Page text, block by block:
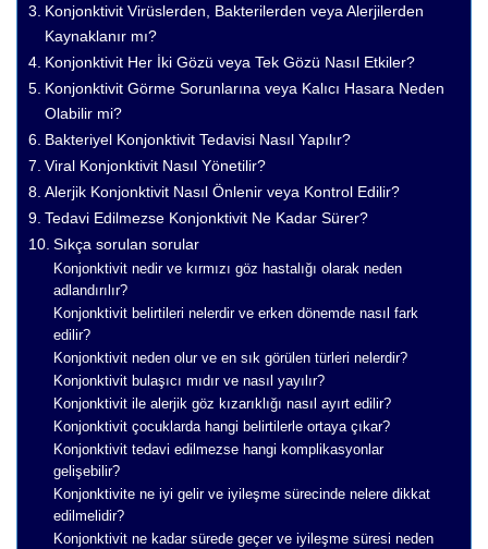
Konjonktivit Virüslerden, Bakterilerden veya Alerjilerden
Kaynaklanır mı?
Konjonktivit Her İki Gözü veya Tek Gözü Nasıl Etkiler?
Konjonktivit Görme Sorunlarına veya Kalıcı Hasara Neden
Olabilir mi?
Bakteriyel Konjonktivit Tedavisi Nasıl Yapılır?
Viral Konjonktivit Nasıl Yönetilir?
Alerjik Konjonktivit Nasıl Önlenir veya Kontrol Edilir?
Tedavi Edilmezse Konjonktivit Ne Kadar Sürer?
Sıkça sorulan sorular
Konjonktivit nedir ve kırmızı göz hastalığı olarak neden
adlandırılır?
Konjonktivit belirtileri nelerdir ve erken dönemde nasıl fark
edilir?
Konjonktivit neden olur ve en sık görülen türleri nelerdir?
Konjonktivit bulaşıcı mıdır ve nasıl yayılır?
Konjonktivit ile alerjik göz kızarıklığı nasıl ayırt edilir?
Konjonktivit çocuklarda hangi belirtilerle ortaya çıkar?
Konjonktivit tedavi edilmezse hangi komplikasyonlar
gelişebilir?
Konjonktivite ne iyi gelir ve iyileşme sürecinde nelere dikkat
edilmelidir?
Konjonktivit ne kadar sürede geçer ve iyileşme süresi neden